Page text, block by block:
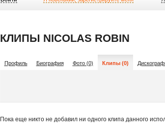
КЛИПЫ NICOLAS ROBIN
Профиль Биография Фото (0) Клипы (0)
Пока еще никто не добавил ни одного клипа данного